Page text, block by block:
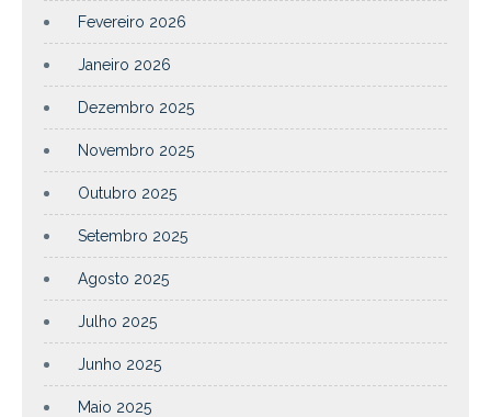
Fevereiro 2026
Janeiro 2026
Dezembro 2025
Novembro 2025
Outubro 2025
Setembro 2025
Agosto 2025
Julho 2025
Junho 2025
Maio 2025